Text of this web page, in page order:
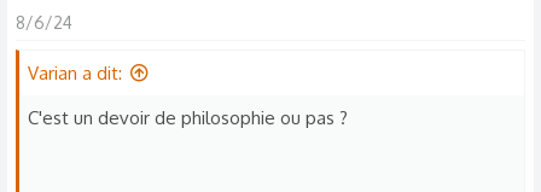
i
n
:
8/6/24
Varian a dit:
C'est un devoir de philosophie ou pas ?